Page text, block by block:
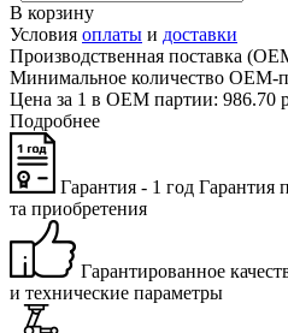
В корзину
Условия оплаты и доставки
Производственная поставка
Минимальное количество OEM-
Цена за 1 в OEM партии: 986.70
Подробнее
Гарантия - 1 год Га­ран­тия
та при­об­ре­те­ния
Гарантированное
и тех­ни­че­ские па­ра­мет­ры